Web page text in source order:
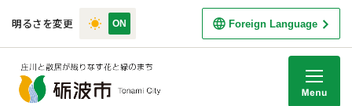
明るさを変更 Foreign Language